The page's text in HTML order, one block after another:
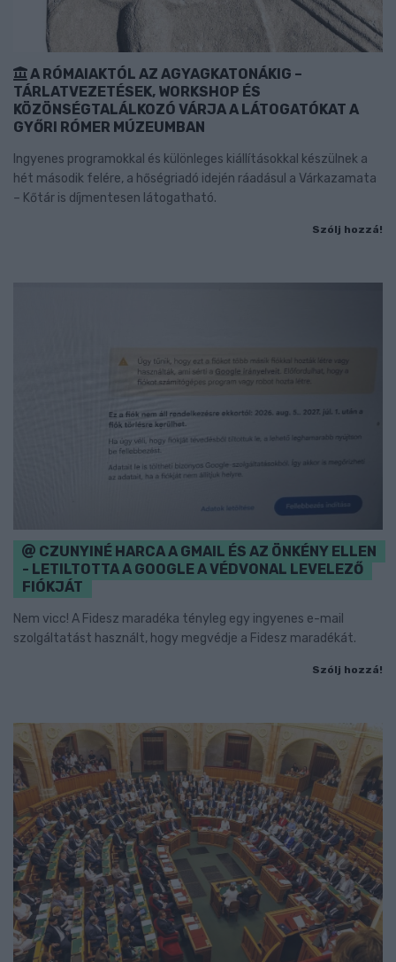
A RÓMAIAKTÓL AZ AGYAGKATONÁKIG –
TÁRLATVEZETÉSEK, WORKSHOP ÉS
KÖZÖNSÉGTALÁLKOZÓ VÁRJA A LÁTOGATÓKAT A
GYŐRI RÓMER MÚZEUMBAN
Ingyenes programokkal és különleges kiállításokkal készülnek a
hét második felére, a hőségriadó idején ráadásul a Várkazamata
– Kőtár is díjmentesen látogatható.
Szólj hozzá!
CZUNYINÉ HARCA A GMAIL ÉS AZ ÖNKÉNY ELLEN
- LETILTOTTA A GOOGLE A VÉDVONAL LEVELEZŐ
FIÓKJÁT
Nem vicc! A Fidesz maradéka tényleg egy ingyenes e-mail
szolgáltatást használt, hogy megvédje a Fidesz maradékát.
Szólj hozzá!